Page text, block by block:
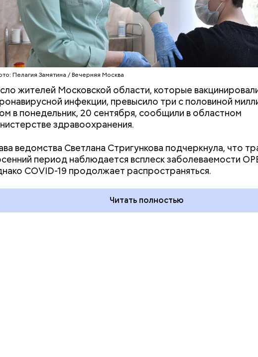
собирания звезд и
день
какие праздники
в России и мире 7
День шевеления пальцами ног
и Международный день
подкаблучника: какие
праздники отмечают в
и мире 6 августа
Пелагия Замятина / Вечерняя Москва
жителей Московской области, которые
инфекции, превысило три с половиной
в понедельник, 20 сентября, сообщили в областном
здравоохранения.
ведомства Светлана Стригункова подчеркнула, что
период наблюдается всплеск заболеваемости
COVID-19 продолжает распространяться.
Читать полностью